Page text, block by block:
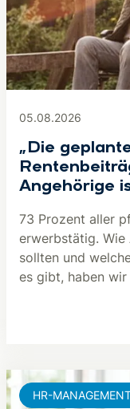
05.08.2026
„Die
Angehörige
73 Prozent aller
erwerbstätig.
sollten und
es gibt, haben
HR-